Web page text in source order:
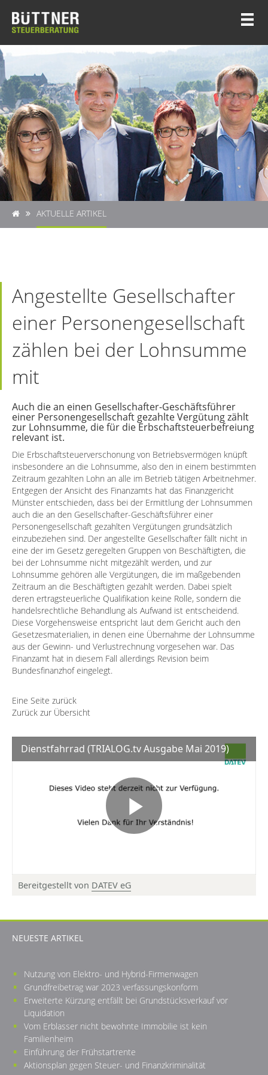
AKTUELLE ARTIKEL
Angestellte Gesellschafter
einer Personengesellschaft
zählen bei der Lohnsumme
mit
Auch die an einen Gesellschafter-Geschäftsführer
einer Personengesellschaft gezahlte Vergütung zählt
zur Lohnsumme, die für die Erbschaftsteuerbefreiung
relevant ist.
Die Erbschaftsteuerverschonung von Betriebsvermögen knüpft
insbesondere an die Lohnsumme, also den in einem bestimmten
Zeitraum gezahlten Lohn an alle im Betrieb tätigen Arbeitnehmer.
Entgegen der Ansicht des Finanzamts hat das Finanzgericht
Münster entschieden, dass bei der Ermittlung der Lohnsummen
auch die an den Gesellschafter-Geschäftsführer einer
Personengesellschaft gezahlten Vergütungen grundsätzlich
einzubeziehen sind. Der angestellte Gesellschafter fällt nicht in
eine der im Gesetz geregelten Gruppen von Beschäftigten, die
bei der Lohnsumme nicht mitgezählt werden, und zur
Lohnsumme gehören alle Vergütungen, die im maßgebenden
Zeitraum an die Beschäftigten gezahlt werden. Dabei spielt
deren ertragsteuerliche Qualifikation keine Rolle, sondern die
handelsrechtliche Behandlung als Aufwand ist entscheidend.
Diese Vorgehensweise entspricht laut dem Gericht auch den
Gesetzesmaterialien, in denen eine Übernahme der Lohnsumme
aus der Gewinn- und Verlustrechnung vorgesehen war. Das
Finanzamt hat in diesem Fall allerdings Revision beim
Bundesfinanzhof eingelegt.
Eine Seite zurück
Zurück zur Übersicht
Dienstfahrrad (TRIALOG.tv Ausgabe Mai 2019)
Bereitgestellt von DATEV eG
NEUESTE ARTIKEL
Nutzung von Elektro- und Hybrid-Firmenwagen
Grundfreibetrag war 2023 verfassungskonform
Erweiterte Kürzung entfällt bei Grundstücksverkauf vor
Liquidation
Vom Erblasser nicht bewohnte Immobilie ist kein
Familienheim
Einführung der Frühstartrente
Aktionsplan gegen Steuer- und Finanzkriminalität